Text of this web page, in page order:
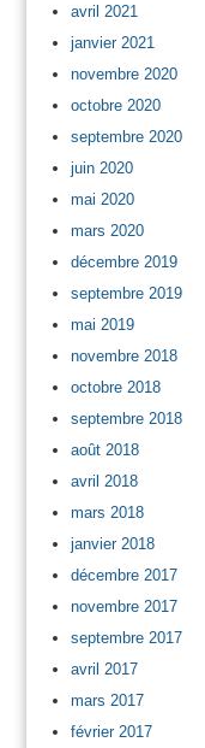
avril 2021
janvier 2021
novembre 2020
octobre 2020
septembre 2020
juin 2020
mai 2020
mars 2020
décembre 2019
septembre 2019
mai 2019
novembre 2018
octobre 2018
septembre 2018
août 2018
avril 2018
mars 2018
janvier 2018
décembre 2017
novembre 2017
septembre 2017
avril 2017
mars 2017
février 2017